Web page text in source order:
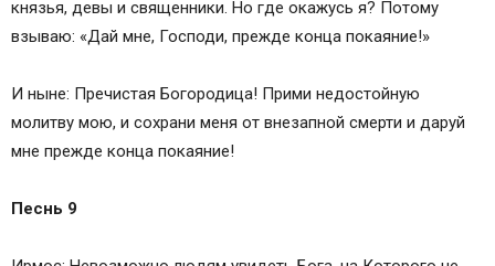
князья, девы и священники. Но где окажусь я? Потому
взываю: «Дай мне, Господи, прежде конца покаяние!»
И ныне: Пречистая Богородица! Прими недостойную
молитву мою, и сохрани меня от внезапной смерти и даруй
мне прежде конца покаяние!
Песнь 9